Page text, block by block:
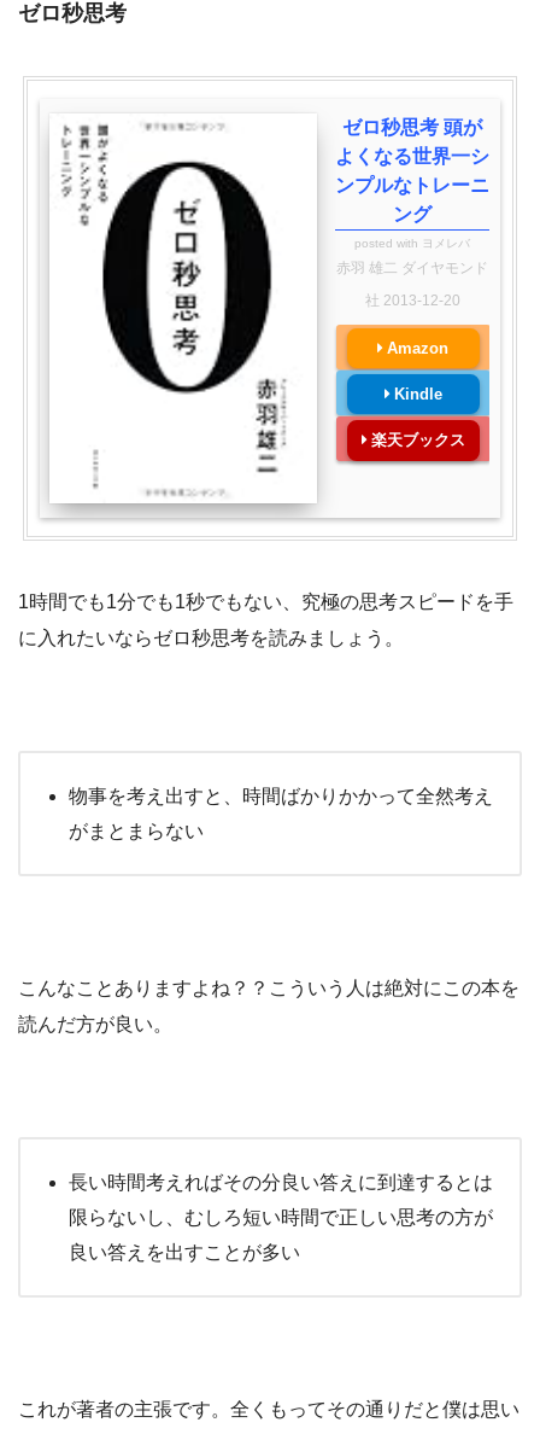
ゼロ秒思考
ゼロ秒思考 頭が
よくなる世界一シ
ンプルなトレーニ
ング
posted with ヨメレバ
赤羽 雄二 ダイヤモンド
社 2013-12-20
Amazon
Kindle
楽天ブックス
1時間でも1分でも1秒でもない、究極の思考スピードを手
に入れたいならゼロ秒思考を読みましょう。
物事を考え出すと、時間ばかりかかって全然考え
がまとまらない
こんなことありますよね？？こういう人は絶対にこの本を
読んだ方が良い。
長い時間考えればその分良い答えに到達するとは
限らないし、むしろ短い時間で正しい思考の方が
良い答えを出すことが多い
これが著者の主張です。全くもってその通りだと僕は思い